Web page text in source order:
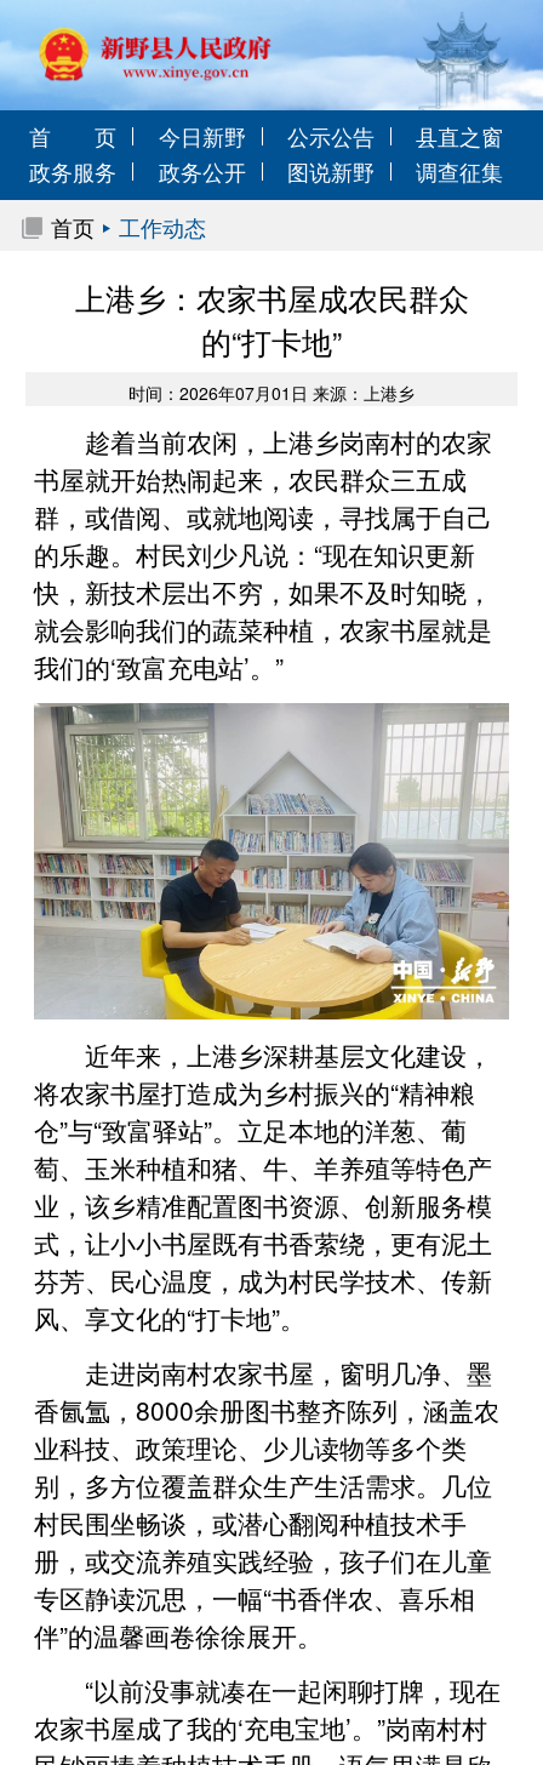
首 页 今日新野 公示公告
县直之窗
政务服务
政务公开 图说新野
调查征集
首页
工作动态
上港乡：农家书屋成农民群众
的“打卡地”
时间：2026年07月01日 来源：上港乡
趁着当前农闲，上港乡岗南村的农家
书屋就开始热闹起来，农民群众三五成
群，或借阅、或就地阅读，寻找属于自己
的乐趣。村民刘少凡说：“现在知识更新
快，新技术层出不穷，如果不及时知晓，
就会影响我们的蔬菜种植，农家书屋就是
我们的‘致富充电站’。”
近年来，上港乡深耕基层文化建设，
将农家书屋打造成为乡村振兴的“精神粮
仓”与“致富驿站”。立足本地的洋葱、葡
萄、玉米种植和猪、牛、羊养殖等特色产
业，该乡精准配置图书资源、创新服务模
式，让小小书屋既有书香萦绕，更有泥土
芬芳、民心温度，成为村民学技术、传新
风、享文化的“打卡地”。
走进岗南村农家书屋，窗明几净、墨
香氤氲，8000余册图书整齐陈列，涵盖农
业科技、政策理论、少儿读物等多个类
别，多方位覆盖群众生产生活需求。几位
村民围坐畅谈，或潜心翻阅种植技术手
册，或交流养殖实践经验，孩子们在儿童
专区静读沉思，一幅“书香伴农、喜乐相
伴”的温馨画卷徐徐展开。
“以前没事就凑在一起闲聊打牌，现在
农家书屋成了我的‘充电宝地’。”岗南村村